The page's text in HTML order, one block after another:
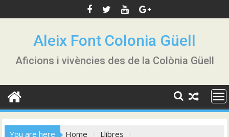
to
Aleix Font Colonia Güell
Aficions i vivències des de la Colònia Güell
You are here Home
Llibres